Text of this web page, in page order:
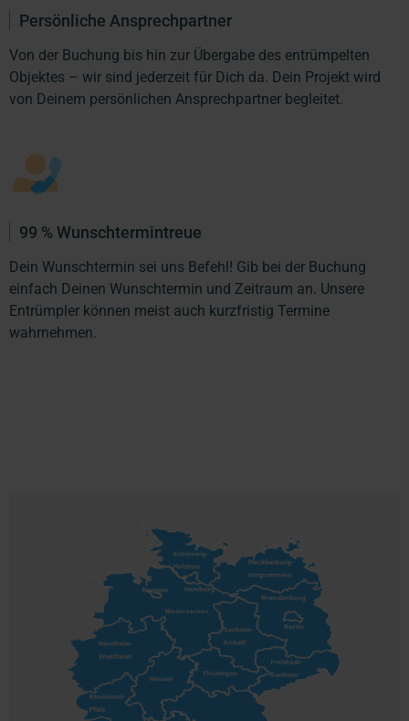
Persönliche Ansprechpartner
Von der Buchung bis hin zur Übergabe des entrümpelten
Objektes – wir sind jederzeit für Dich da. Dein Projekt wird
von Deinem persönlichen Ansprechpartner begleitet.
99 % Wunschtermintreue
Dein Wunschtermin sei uns Befehl! Gib bei der Buchung
einfach Deinen Wunschtermin und Zeitraum an. Unsere
Entrümpler können meist auch kurzfristig Termine
wahrnehmen.